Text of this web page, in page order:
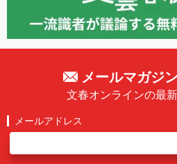
メールマガジ
文春オンラインの最
メールアドレス